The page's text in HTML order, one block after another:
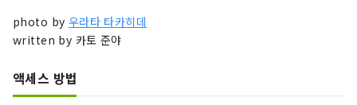
photo by 우라타 타카히데
written by 카토 준야
액세스 방법